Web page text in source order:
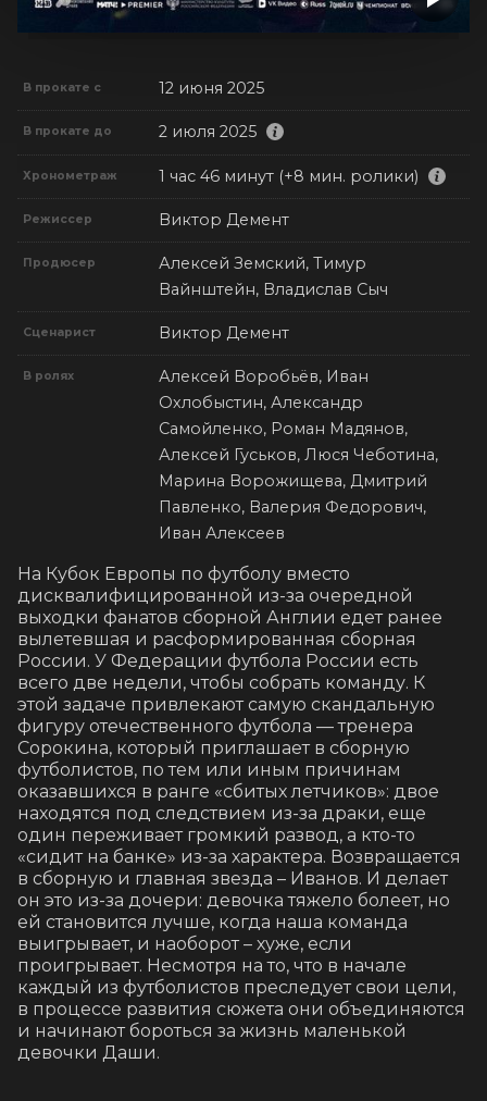
В прокате с 12 июня 2025
В прокате до 2 июля 2025
Хронометраж 1 час 46 минут (+8 мин. ролики)
Режиссер Виктор Демент
Продюсер
Алексей Земский, Тимур
Вайнштейн, Владислав Сыч
Сценарист Виктор Демент
В ролях
Алексей Воробьёв, Иван
Охлобыстин, Александр
Самойленко, Роман Мадянов,
Алексей Гуськов, Люся Чеботина,
Марина Ворожищева, Дмитрий
Павленко, Валерия Федорович,
Иван Алексеев
На Кубок Европы по футболу вместо
дисквалифицированной из-за очередной
выходки фанатов сборной Англии едет ранее
вылетевшая и расформированная сборная
России. У Федерации футбола России есть
всего две недели, чтобы собрать команду. К
этой задаче привлекают самую скандальную
фигуру отечественного футбола — тренера
Сорокина, который приглашает в сборную
футболистов, по тем или иным причинам
оказавшихся в ранге «сбитых летчиков»: двое
находятся под следствием из-за драки, еще
один переживает громкий развод, а кто-то
«сидит на банке» из-за характера. Возвращается
в сборную и главная звезда – Иванов. И делает
он это из-за дочери: девочка тяжело болеет, но
ей становится лучше, когда наша команда
выигрывает, и наоборот – хуже, если
проигрывает. Несмотря на то, что в начале
каждый из футболистов преследует свои цели,
в процессе развития сюжета они объединяются
и начинают бороться за жизнь маленькой
девочки Даши.